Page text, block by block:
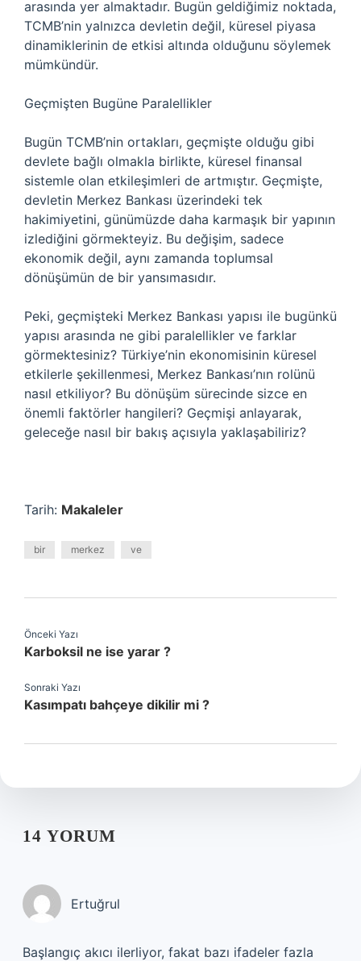
arasında yer almaktadır. Bugün geldiğimiz noktada,
TCMB’nin yalnızca devletin değil, küresel piyasa
dinamiklerinin de etkisi altında olduğunu söylemek
mümkündür.
Geçmişten Bugüne Paralellikler
Bugün TCMB’nin ortakları, geçmişte olduğu gibi
devlete bağlı olmakla birlikte, küresel finansal
sistemle olan etkileşimleri de artmıştır. Geçmişte,
devletin Merkez Bankası üzerindeki tek
hakimiyetini, günümüzde daha karmaşık bir yapının
izlediğini görmekteyiz. Bu değişim, sadece
ekonomik değil, aynı zamanda toplumsal
dönüşümün de bir yansımasıdır.
Peki, geçmişteki Merkez Bankası yapısı ile bugünkü
yapısı arasında ne gibi paralellikler ve farklar
görmektesiniz? Türkiye’nin ekonomisinin küresel
etkilerle şekillenmesi, Merkez Bankası’nın rolünü
nasıl etkiliyor? Bu dönüşüm sürecinde sizce en
önemli faktörler hangileri? Geçmişi anlayarak,
geleceğe nasıl bir bakış açısıyla yaklaşabiliriz?
Tarih: Makaleler
bir merkez ve
Önceki Yazı
Karboksil ne ise yarar ?
Sonraki Yazı
Kasımpatı bahçeye dikilir mi ?
14 YORUM
Ertuğrul
Başlangıç akıcı ilerliyor, fakat bazı ifadeler fazla